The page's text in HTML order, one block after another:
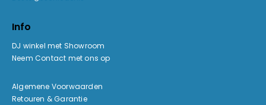
Info
DJ winkel met Showroom
Neem Contact met ons op
Algemene Voorwaarden
Retouren & Garantie